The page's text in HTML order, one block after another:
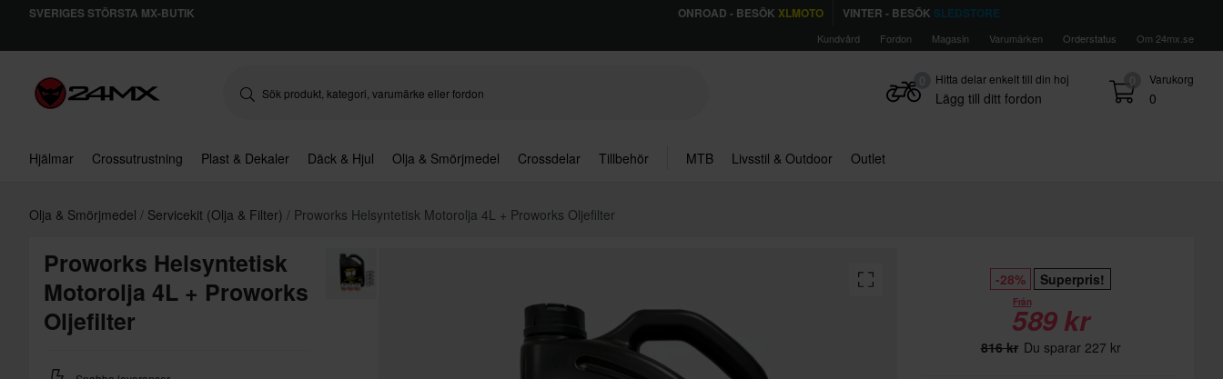
SVERIGES STÖRSTA MX-BUTIK ONROAD - BESÖK XLMOTO VINTER - BESÖK SLEDSTORE
Kundvård Fordon Magasin Varumärken Orderstatus Om 24mx.se
0 Varukorg
0
Hitta delar enkelt till din hoj
Lägg till ditt fordon
Hjälmar Crossutrustning Plast & Dekaler Däck & Hjul Olja & Smörjmedel Crossdelar Tillbehör MTB Livsstil & Outdoor Outlet
Olja & Smörjmedel Servicekit (Olja & Filter) Proworks Helsyntetisk Motorolja 4L + Proworks Oljefilter
Proworks Helsyntetisk
Motorolja 4L + Proworks
Oljefilter
-28% Superpris!
Från
589 kr
816 kr Du sparar 227 kr